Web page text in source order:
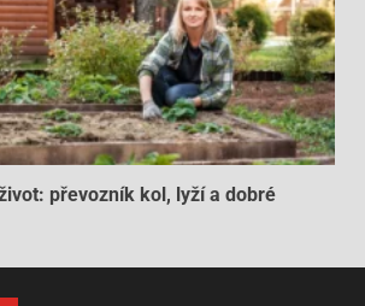
převozník kol, lyží a dobré